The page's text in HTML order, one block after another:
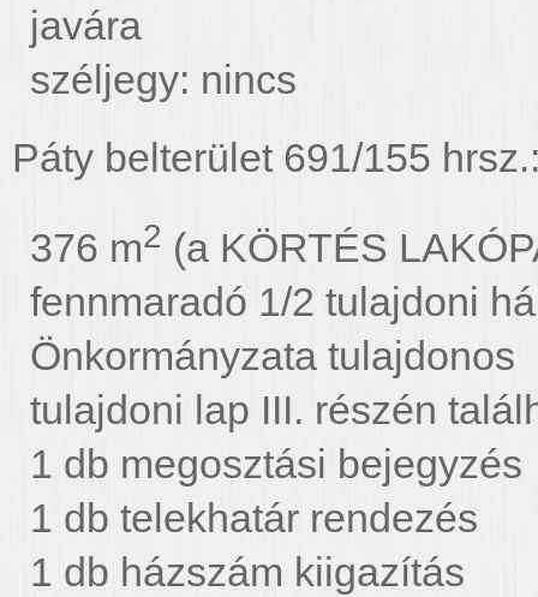
javára
széljegy: nincs
Páty belterület 691/155
376 m2 (a KÖRTÉS
fennmaradó 1/2 tulajdoni
Önkormányzata tulajdonos
tulajdoni lap III. részén
1 db megosztási bejegyzés
1 db telekhatár rendezés
1 db házszám kiigazítás